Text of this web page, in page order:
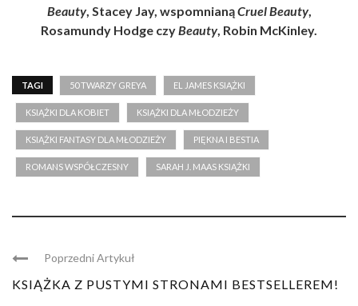
Beauty, Stacey Jay, wspomnianąCruel Beauty,
Rosamundy Hodge czyBeauty, Robin McKinley.
TAGI 50 TWARZY GREYA EL JAMES KSIĄŻKI
KSIĄŻKI DLA KOBIET KSIĄŻKI DLA MŁODZIEŻY
KSIĄŻKI FANTASY DLA MŁODZIEŻY PIĘKNA I BESTIA
ROMANS WSPÓŁCZESNY SARAH J. MAAS KSIĄŻKI
Poprzedni Artykuł
KSIĄŻKA Z PUSTYMI STRONAMI BESTSELLEREM!